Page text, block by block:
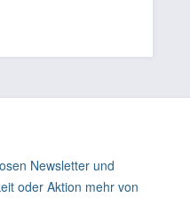
Newsletter und
oder Aktion mehr von